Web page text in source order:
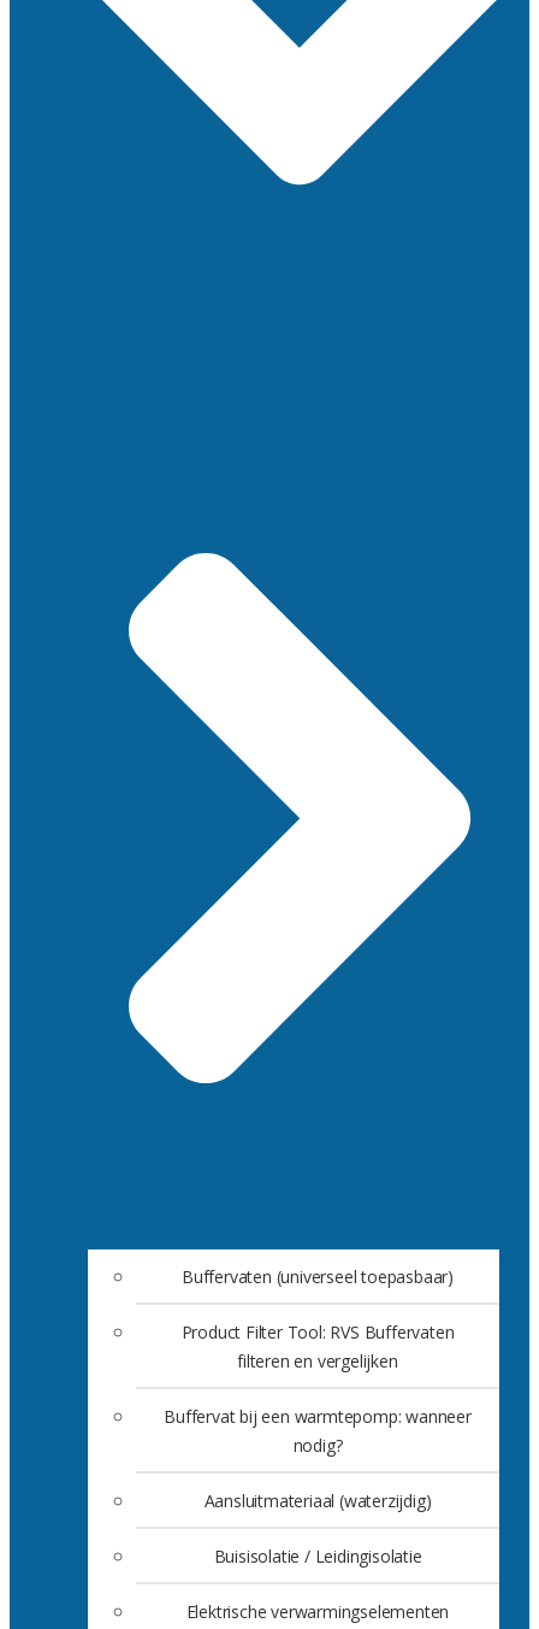
Buffervaten (universeel toepasbaar)
Product Filter Tool: RVS Buffervaten
filteren en vergelijken
Buffervat bij een warmtepomp: wanneer
nodig?
Aansluitmateriaal (waterzijdig)
Buisisolatie / Leidingisolatie
Elektrische verwarmingselementen